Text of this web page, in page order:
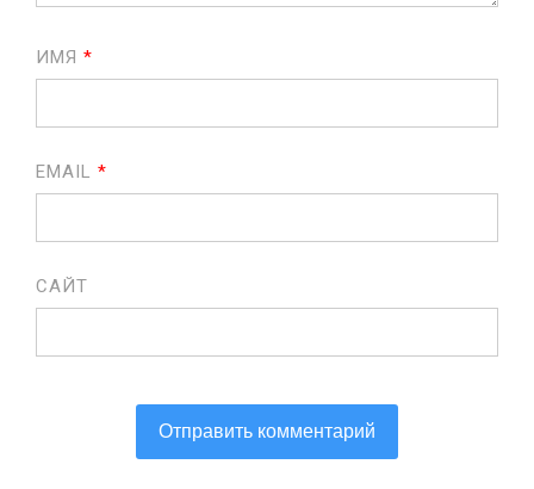
ИМЯ *
EMAIL *
САЙТ